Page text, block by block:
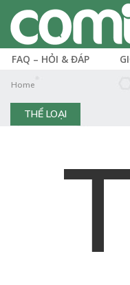
FAQ – HỎI & ĐÁP
Home
THỂ LOẠI